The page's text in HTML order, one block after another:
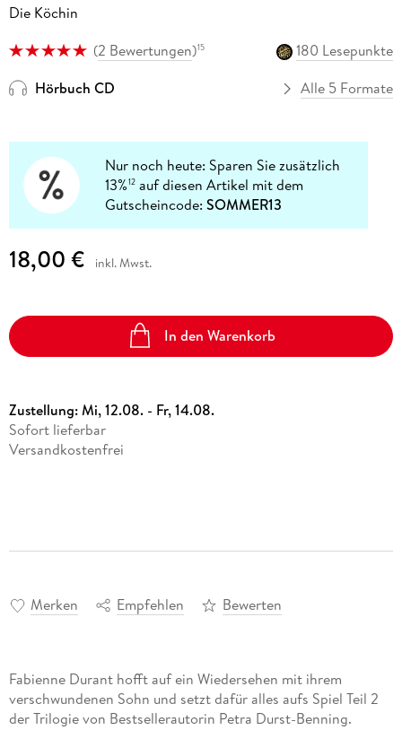
Die Köchin
(2 Bewertungen)15
180 Lesepunkte
Hörbuch CD
Alle 5 Formate
Nur noch heute: Sparen Sie zusätzlich
13%12 auf diesen Artikel mit dem
Gutscheincode:SOMMER13
18,00 € inkl. Mwst.
In den Warenkorb
Zustellung:Mi, 12.08. - Fr, 14.08.
Sofort lieferbar
Versandkostenfrei
Merken Empfehlen Bewerten
Fabienne Durant hofft auf ein Wiedersehen mit ihrem
verschwundenen Sohn und setzt dafür alles aufs Spiel Teil 2
der Trilogie von Bestsellerautorin Petra Durst-Benning.